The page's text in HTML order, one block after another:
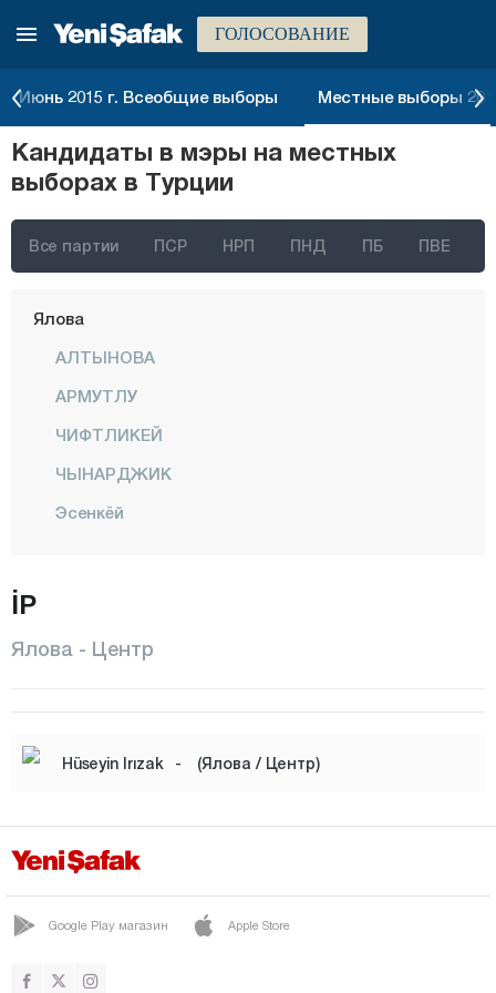
ГОЛОСОВАНИЕ
Июнь 2015 г. Всеобщие выборы Местные выборы
Кандидаты в мэры на местных
выборах в Турции
Все партии ПСР НРП ПНД ПБ ПВЕ
Сивас
Трабзон
Тунджели
Ван
Ялова
АЛТЫНОВА
АРМУТЛУ
ЧИФТЛИКЕЙ
ЧЫНАРДЖИК
Эсенкёй
Субаши
ТАШКЕРПЮ
ТЕРМАЛ
Тешвикие
İP
Ялова - Центр
Hüseyin Irızak - (Ялова / Центр)
Google Play магазин Apple Store